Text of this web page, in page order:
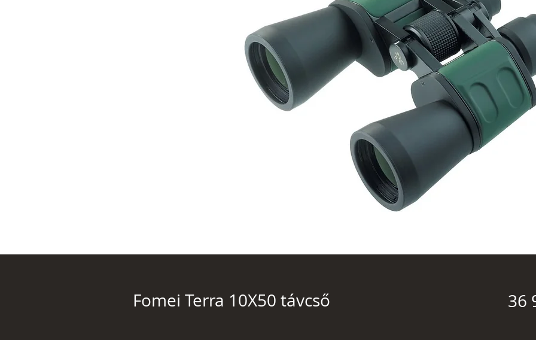
Fomei Terra 10X50 távcső 36